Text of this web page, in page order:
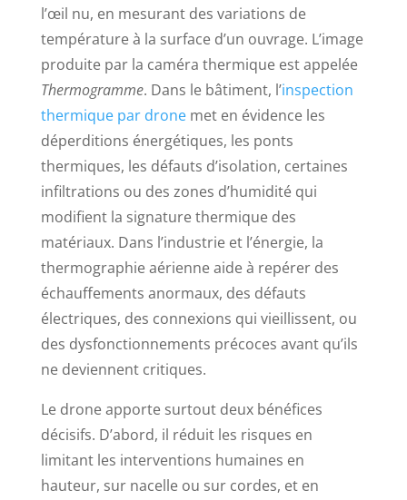
l’œil nu, en mesurant des variations de
température à la surface d’un ouvrage. L’image
produite par la caméra thermique est appelée
Thermogramme. Dans le bâtiment, l’inspection
thermique par dronemet en évidence les
déperditions énergétiques, les ponts
thermiques, les défauts d’isolation, certaines
infiltrations ou des zones d’humidité qui
modifient la signature thermique des
matériaux. Dans l’industrie et l’énergie, la
thermographie aérienne aide à repérer des
échauffements anormaux, des défauts
électriques, des connexions qui vieillissent, ou
des dysfonctionnements précoces avant qu’ils
ne deviennent critiques.
Le drone apporte surtout deux bénéfices
décisifs. D’abord, il réduit les risques en
limitant les interventions humaines en
hauteur, sur nacelle ou sur cordes, et en